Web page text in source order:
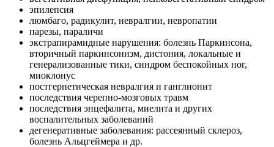
эпилепсия
люмбаго, радикулит, невралгии, невропатии
парезы, параличи
экстрапирамидные нарушения: болезнь Паркинсона,
вторичный паркинсонизм, дистония, локальные и
генерализованные тики, синдром беспокойных ног,
миоклонус
постгерпетическая невралгия и ганглионит
последствия черепно-мозговых травм
последствия энцефалита, миелита и других
воспалительных заболеваний
дегенеративные заболевания: рассеянный склероз,
болезнь Альцгеймера и др.